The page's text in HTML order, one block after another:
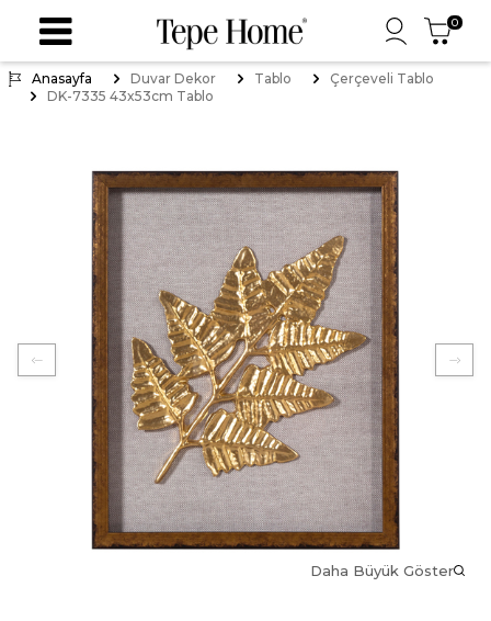
0
Anasayfa Duvar Dekor Tablo
Çerçeveli Tablo
DK-7335 43x53cm Tablo
Daha Büyük Göster